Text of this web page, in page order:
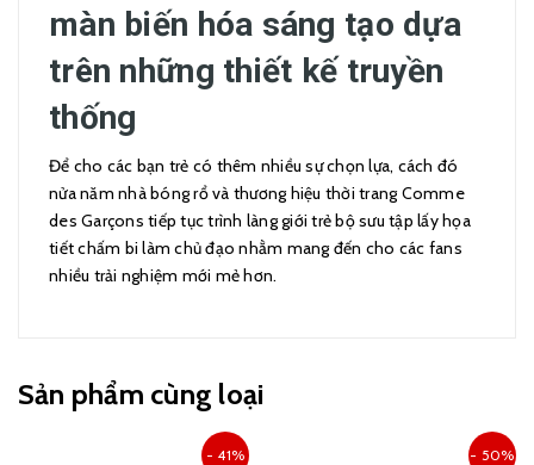
màn biến hóa sáng tạo dựa
trên những thiết kế truyền
thống
Để cho các bạn trẻ có thêm nhiều sự chọn lựa, cách đó
nửa năm nhà bóng rổ và thương hiệu thời trang Comme
des Garçons tiếp tục trình làng giới trẻ bộ sưu tập lấy họa
tiết chấm bi làm chủ đạo nhằm mang đến cho các fans
nhiều trải nghiệm mới mẻ hơn.
Sản phẩm cùng loại
- 41% - 50%